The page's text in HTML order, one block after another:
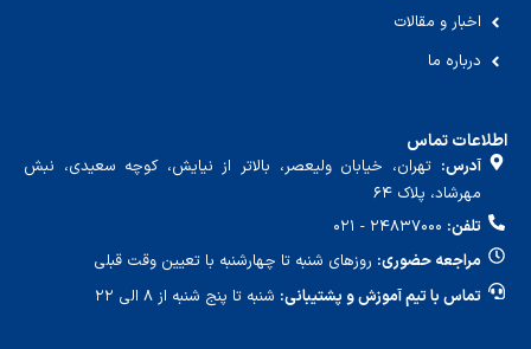
اخبار و مقالات
درباره ما
اطلاعات تماس
آدرس: تهران، خیابان ولیعصر، بالاتر از نیایش، کوچه سعیدی، نبش
مهرشاد، پلاک ۶۴
تلفن:
مراجعه حضوری: روزهای شنبه تا چهارشنبه با تعیین وقت قبلی
تماس با تیم آموزش و پشتیبانی: شنبه تا پنج شنبه از ۸ الی ۲۲